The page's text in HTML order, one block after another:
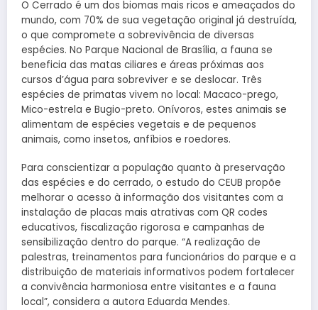
O Cerrado é um dos biomas mais ricos e ameaçados do
mundo, com 70% de sua vegetação original já destruída,
o que compromete a sobrevivência de diversas
espécies. No Parque Nacional de Brasília, a fauna se
beneficia das matas ciliares e áreas próximas aos
cursos d’água para sobreviver e se deslocar. Três
espécies de primatas vivem no local: Macaco-prego,
Mico-estrela e Bugio-preto. Onívoros, estes animais se
alimentam de espécies vegetais e de pequenos
animais, como insetos, anfíbios e roedores.
Para conscientizar a população quanto à preservação
das espécies e do cerrado, o estudo do CEUB propõe
melhorar o acesso à informação dos visitantes com a
instalação de placas mais atrativas com QR codes
educativos, fiscalização rigorosa e campanhas de
sensibilização dentro do parque. “A realização de
palestras, treinamentos para funcionários do parque e a
distribuição de materiais informativos podem fortalecer
a convivência harmoniosa entre visitantes e a fauna
local”, considera a autora Eduarda Mendes.